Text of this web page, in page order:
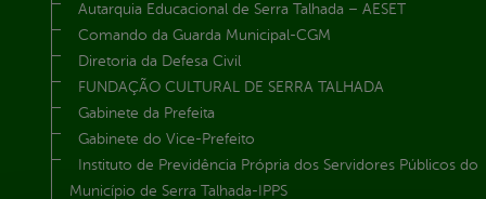
Autarquia Educacional de Serra Talhada – AESET
Comando da Guarda Municipal-CGM
Diretoria da Defesa Civil
FUNDAÇÃO CULTURAL DE SERRA TALHADA
Gabinete da Prefeita
Gabinete do Vice-Prefeito
Instituto de Previdência Própria dos Servidores Públicos do
Município de Serra Talhada-IPPS